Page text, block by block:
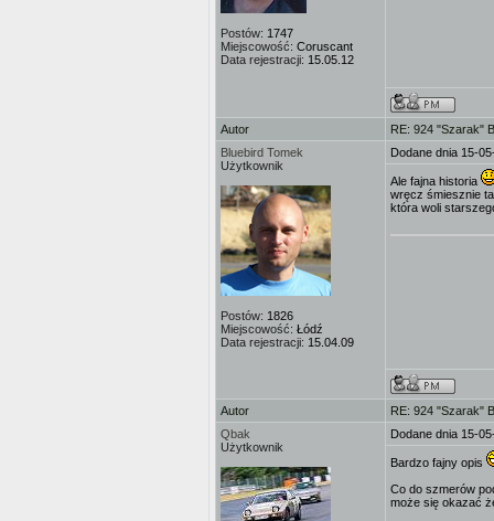
Postów: 1747
Miejscowość: Coruscant
Data rejestracji: 15.05.12
Autor
RE: 924 "Szarak"
Bluebird Tomek
Użytkownik
Postów: 1826
Miejscowość: Łódź
Data rejestracji: 15.04.09
Dodane dnia 15-
Ale fajna historia
wręcz śmiesznie
która woli
Autor
RE: 924 "Szarak"
Qbak
Użytkownik
Dodane dnia 15-
Bardzo fajny opis
Co do szmerów
może się okazać